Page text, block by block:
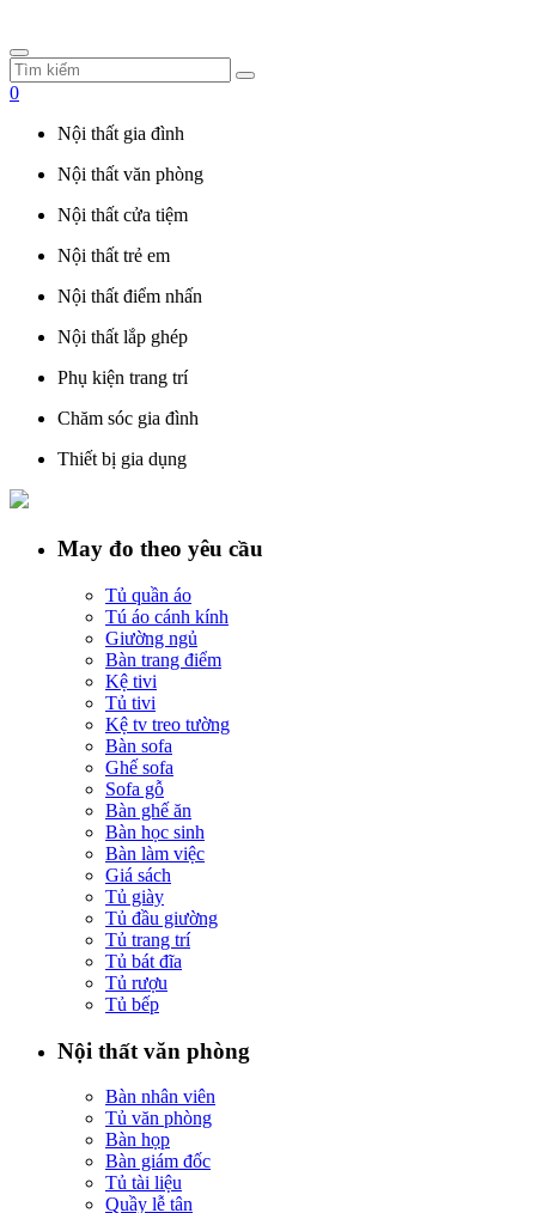
0
Nội thất gia đình
Nội thất văn phòng
Nội thất cửa tiệm
Nội thất trẻ em
Nội thất điểm nhấn
Nội thất lắp ghép
Phụ kiện trang trí
Chăm sóc gia đình
Thiết bị gia dụng
May đo theo yêu cầu
Tủ quần áo
Tú áo cánh kính
Giường ngủ
Bàn trang điểm
Kệ tivi
Tủ tivi
Kệ tv treo tường
Bàn sofa
Ghế sofa
Sofa gỗ
Bàn ghế ăn
Bàn học sinh
Bàn làm việc
Giá sách
Tủ giày
Tủ đầu giường
Tủ trang trí
Tủ bát đĩa
Tủ rượu
Tủ bếp
Nội thất văn phòng
Bàn nhân viên
Tủ văn phòng
Bàn họp
Bàn giám đốc
Tủ tài liệu
Quầy lễ tân